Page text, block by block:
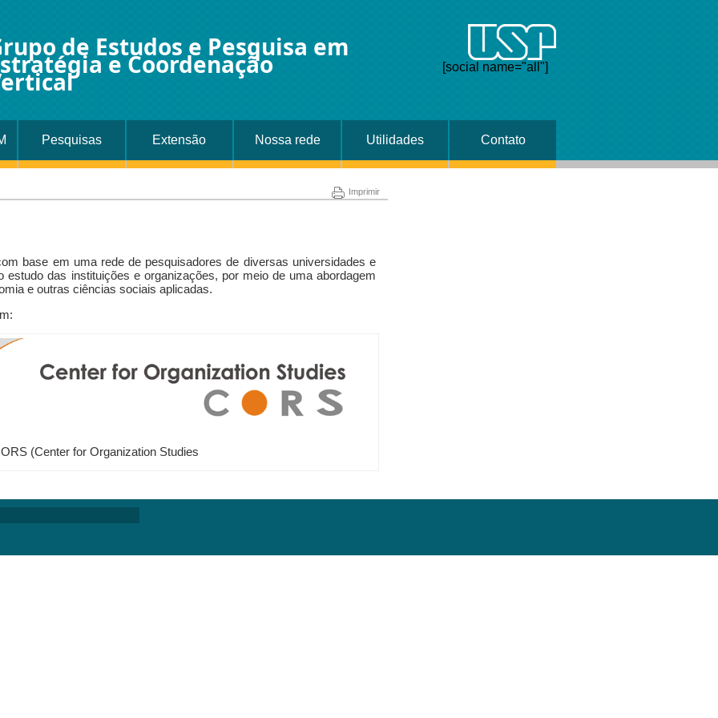
de Estudos e Pesquisa em
e Coordenação [social name="all"]
Pesquisas Extensão Nossa rede Utilidades Contato
Imprimir
base em uma rede de pesquisadores de diversas universidades e
estudo das instituições e organizações, por meio de uma abordagem
e outras ciências sociais aplicadas.
(Center for Organization Studies